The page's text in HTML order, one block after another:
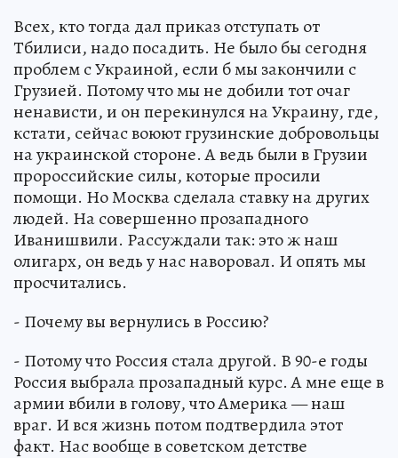
Всех, кто тогда дал приказ отступать от
Тбилиси, надо посадить. Не было бы сегодня
проблем с Украиной, если б мы закончили с
Грузией. Потому что мы не добили тот очаг
ненависти, и он перекинулся на Украину, где,
кстати, сейчас воюют грузинские добровольцы
на украинской стороне. А ведь были в Грузии
пророссийские силы, которые просили
помощи. Но Москва сделала ставку на других
людей. На совершенно прозападного
Иванишвили. Рассуждали так: это ж наш
олигарх, он ведь у нас наворовал. И опять мы
просчитались.
- Почему вы вернулись в Россию?
- Потому что Россия стала другой. В 90-е годы
Россия выбрала прозападный курс. А мне еще в
армии вбили в голову, что Америка — наш
враг. И вся жизнь потом подтвердила этот
факт. Нас вообще в советском детстве